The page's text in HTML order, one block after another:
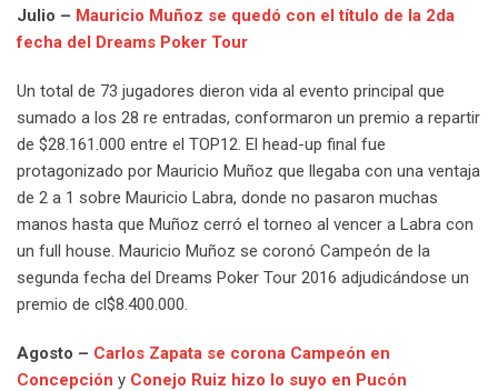
Julio – Mauricio Muñoz se quedó con el título de la 2da
fecha del Dreams Poker Tour
Un total de 73 jugadores dieron vida al evento principal que
sumado a los 28 re entradas, conformaron un premio a repartir
de $28.161.000 entre el TOP12. El head-up final fue
protagonizado por Mauricio Muñoz que llegaba con una ventaja
de 2 a 1 sobre Mauricio Labra, donde no pasaron muchas
manos hasta que Muñoz cerró el torneo al vencer a Labra con
un full house. Mauricio Muñoz se coronó Campeón de la
segunda fecha del Dreams Poker Tour 2016 adjudicándose un
premio de cl$8.400.000.
Agosto – Carlos Zapata se corona Campeón en
Concepción y Conejo Ruiz hizo lo suyo en Pucón